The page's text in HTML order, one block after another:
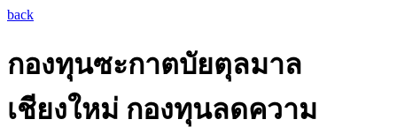
back
กองทุนซะกาตบัยตุลมาล
เชียงใหม่ กองทุนลดความ